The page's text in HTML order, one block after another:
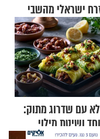
ישראלי מהשבי
עם שדרוג מתוק:
ושיטת מילוי